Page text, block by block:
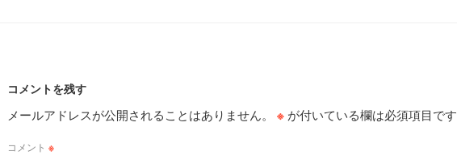
コメントを残す
メールアドレスが公開されることはありません。 ※ が付いている欄は必須項目です
コメント ※